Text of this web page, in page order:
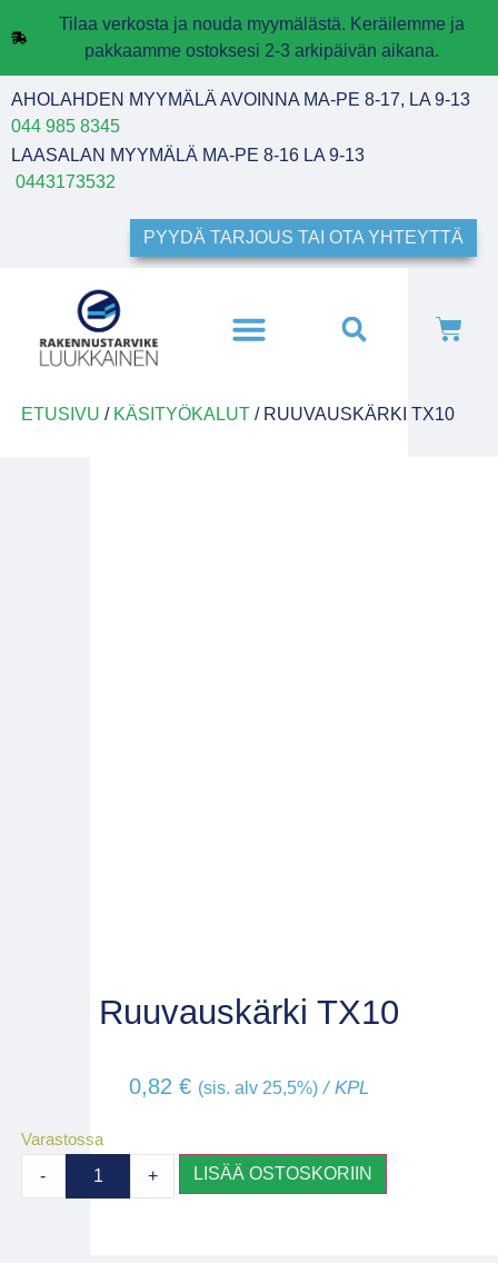
Tilaa verkosta ja nouda myymälästä. Keräilemme ja
pakkaamme ostoksesi 2-3 arkipäivän aikana.
AHOLAHDEN MYYMÄLÄ AVOINNA MA-PE 8-17, LA 9-13
044 985 8345
LAASALAN MYYMÄLÄ MA-PE 8-16 LA 9-13
0443173532
PYYDÄ TARJOUS TAI OTA YHTEYTTÄ
ETUSIVU / KÄSITYÖKALUT/ RUUVAUSKÄRKI TX10
Ruuvauskärki TX10
0,82 € (sis. alv 25,5%) / KPL
Varastossa
- + LISÄÄ OSTOSKORIIN